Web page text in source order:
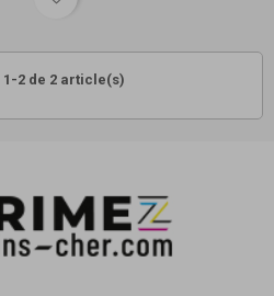
2 de 2 article(s)